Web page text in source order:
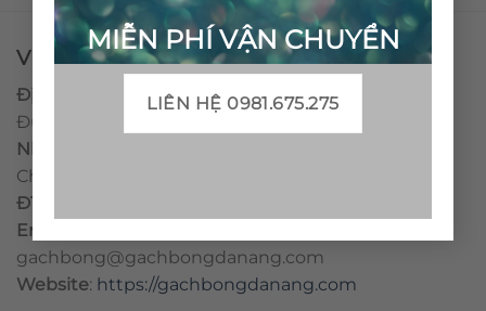
MIỄN PHÍ VẬN CHUYỂN
LIÊN HỆ 0981.675.275
VPĐD - CTY TNHH GẠCH BÔNG VIỆT NAM
Địa chỉ:
CCN Quán Lát, Xã Đức Chánh, Huyện Mộ
Đức, Tỉnh Quảng Ngãi
Nhà máy miền trung:
Chánh, Huyện Mộ Đức, Tỉnh Quảng Ngãi, Việt Nam
ĐT
Email
gachbong@gachbongdanang.com
Website: https://gachbongdanang.com